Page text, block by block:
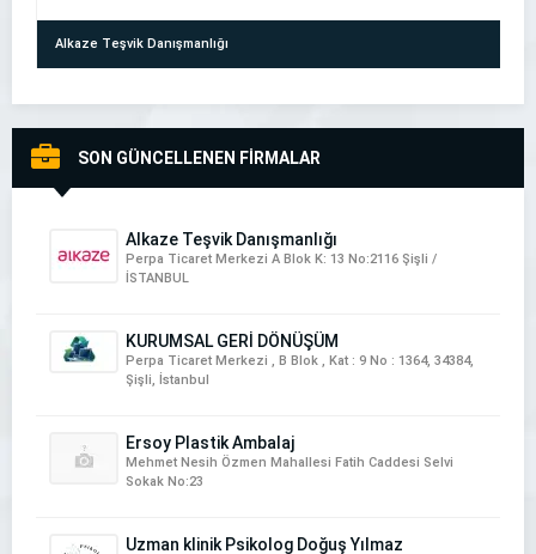
Alkaze Teşvik Danışmanlığı
NartDeco İtalyan Boya & İtalyan Sıva Uygulamaları
SON GÜNCELLENEN FİRMALAR
Alkaze Teşvik Danışmanlığı
Perpa Ticaret Merkezi A Blok K: 13 No:2116 Şişli /
İSTANBUL
KURUMSAL GERİ DÖNÜŞÜM
Perpa Ticaret Merkezi , B Blok , Kat : 9 No : 1364, 34384,
Şişli, İstanbul
Ersoy Plastik Ambalaj
Mehmet Nesih Özmen Mahallesi Fatih Caddesi Selvi
Sokak No:23
Uzman klinik Psikolog Doğuş Yılmaz